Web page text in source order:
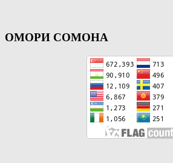
ОМОРИ СОМОНА